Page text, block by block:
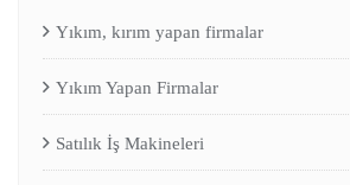
Yıkım, kırım yapan firmalar
Yıkım Yapan Firmalar
Satılık İş Makineleri